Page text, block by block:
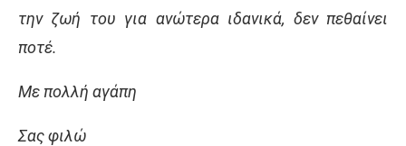
την ζωή του για ανώτερα ιδανικά, δεν πεθαίνει
ποτέ.
Με πολλή αγάπη
Σας φιλώ